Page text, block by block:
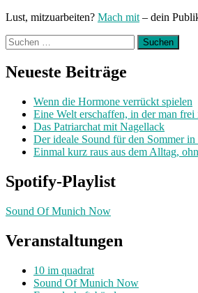
Lust, mitzuarbeiten? Mach mit – dein
Suchen
nach:
Neueste Beiträge
Wenn die Hormone verrückt spielen
Eine Welt erschaffen, in der man frei
Das Patriarchat mit Nagellack
Der ideale Sound für den Sommer in
Einmal kurz raus aus dem Alltag,
Spotify-Playlist
Sound Of Munich Now
Veranstaltungen
10 im quadrat
Sound Of Munich Now